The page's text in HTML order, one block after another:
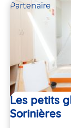
Partenaire
Les petits
Sorinières